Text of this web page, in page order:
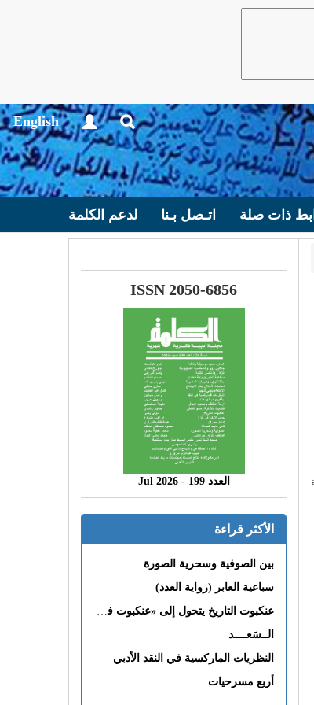
English
ذات صلة اتـصل بـنا لدعم الكلمة
ISSN 2050-6856
العدد 199 - 2026 Jul
الأكثر قراءة
بين الصوفية وسحرية الصورة
سباعية العابر (رواية العدد)
عنكبوت التاريخ يتحول إلى «عنكبوت فى القلب»
الــسَعــــد
النظريات الماركسية في النقد الأدبي
أربع مسرحيات